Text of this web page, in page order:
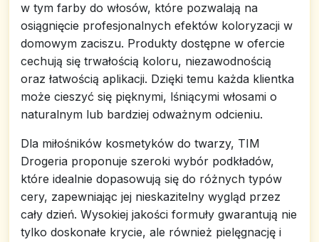
w tym farby do włosów, które pozwalają na
osiągnięcie profesjonalnych efektów koloryzacji w
domowym zaciszu. Produkty dostępne w ofercie
cechują się trwałością koloru, niezawodnością
oraz łatwością aplikacji. Dzięki temu każda klientka
może cieszyć się pięknymi, lśniącymi włosami o
naturalnym lub bardziej odważnym odcieniu.
Dla miłośników kosmetyków do twarzy, TIM
Drogeria proponuje szeroki wybór podkładów,
które idealnie dopasowują się do różnych typów
cery, zapewniając jej nieskazitelny wygląd przez
cały dzień. Wysokiej jakości formuły gwarantują nie
tylko doskonałe krycie, ale również pielęgnację i